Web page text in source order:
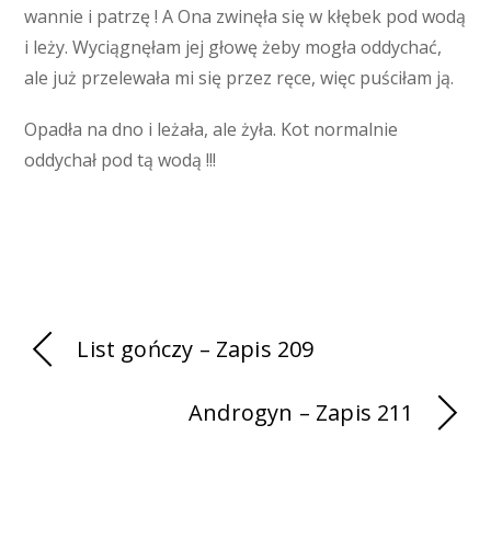
wannie i patrzę ! A Ona zwinęła się w kłębek pod wodą
i leży. Wyciągnęłam jej głowę żeby mogła oddychać,
ale już przelewała mi się przez ręce, więc puściłam ją.
Opadła na dno i leżała, ale żyła. Kot normalnie
oddychał pod tą wodą !!!
List gończy – Zapis 209
Androgyn – Zapis 211